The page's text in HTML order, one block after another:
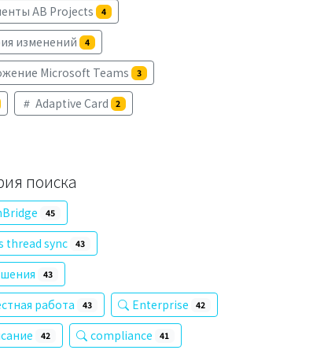
AB Projects 4
изменений 4
Microsoft Teams 3
Adaptive Card 2
поиска
45
thread sync 43
43
работа 43 Enterprise 42
42 compliance 41